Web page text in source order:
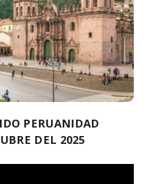
PERUANIDAD
DEL 2025